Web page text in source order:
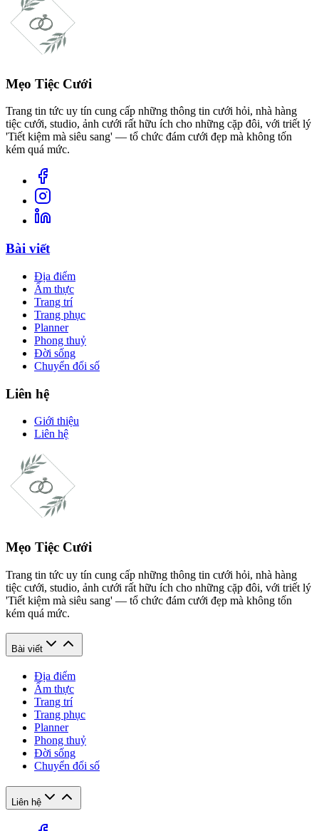
Mẹo Tiệc Cưới
Trang tin tức uy tín cung cấp những thông tin cưới hỏi, nhà hàng
tiệc cưới, studio, ảnh cưới rất hữu ích cho những cặp đôi, với triết lý
'Tiết kiệm mà siêu sang' — tổ chức đám cưới đẹp mà không tốn
kém quá mức.
Bài viết
Địa điểm
Ẩm thực
Trang trí
Trang phục
Planner
Phong thuỷ
Đời sống
Chuyển đổi số
Liên hệ
Giới thiệu
Liên hệ
Mẹo Tiệc Cưới
Trang tin tức uy tín cung cấp những thông tin cưới hỏi, nhà hàng
tiệc cưới, studio, ảnh cưới rất hữu ích cho những cặp đôi, với triết lý
'Tiết kiệm mà siêu sang' — tổ chức đám cưới đẹp mà không tốn
kém quá mức.
Bài viết
Địa điểm
Ẩm thực
Trang trí
Trang phục
Planner
Phong thuỷ
Đời sống
Chuyển đổi số
Liên hệ